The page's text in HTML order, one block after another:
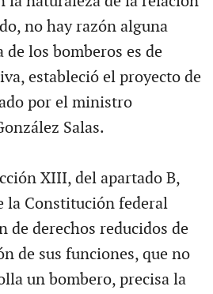
no hay razón alguna
los bomberos es de
estableció el proyecto de
por el ministro
Salas.
XIII, del apartado B,
la Constitución federal
de derechos reducidos de
de sus funciones, que no
un bombero, precisa la